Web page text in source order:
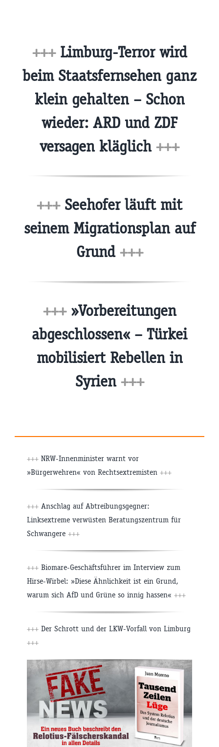
+++Limburg-Terror wird
beim Staatsfernsehen ganz
klein gehalten – Schon
wieder: ARD und ZDF
versagen kläglich +++
+++Seehofer läuft mit
seinem Migrationsplan auf
Grund +++
+++»Vorbereitungen
abgeschlossen« – Türkei
mobilisiert Rebellen in
Syrien +++
+++ NRW-Innenminister warnt vor
»Bürgerwehren« von Rechtsextremisten +++
+++ Anschlag auf Abtreibungsgegner:
Linksextreme verwüsten Beratungszentrum für
Schwangere +++
+++ Biomare-Geschäftsführer im Interview zum
Hirse-Wirbel: »Diese Ähnlichkeit ist ein Grund,
warum sich AfD und Grüne so innig hassen« +++
+++ Der Schrott und der LKW-Vorfall von Limburg
+++